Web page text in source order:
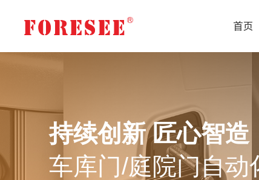
首页
持续创新 匠心智造
车库门/庭院门自动